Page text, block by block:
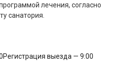
лечения, согласно
санатория.
Регистрация выезда — 9:00